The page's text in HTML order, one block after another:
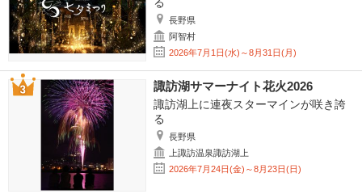
長野県
阿智村
2026年7月1日(水)～8月31日(月)
諏訪湖サマーナイト花火2026
諏訪湖上に連夜スターマインが咲き誇
る
長野県
上諏訪温泉諏訪湖上
2026年7月24日(金)～8月23日(日)